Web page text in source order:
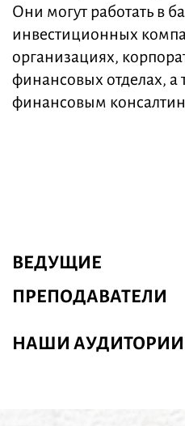
Они могут работать в
инвестиционных
организациях,
финансовых отделах, а
финансовым
ВЕДУЩИЕ
ПРЕПОДАВАТЕЛИ
НАШИ АУДИТОРИИ